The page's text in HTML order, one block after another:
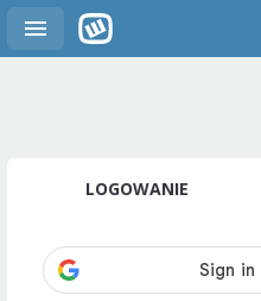
LOGOWANIE